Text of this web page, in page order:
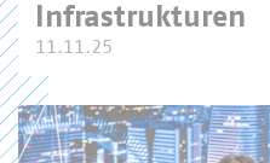
Infrastrukturen
11.11.25